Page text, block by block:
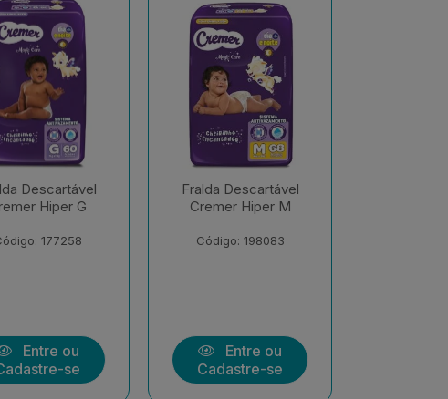
Descartável
Hiper M
198083
Entre ou
se
Fralda Descartável
Cremer Hiper EXX
Código: 206547
Entre ou
Cadastre-se